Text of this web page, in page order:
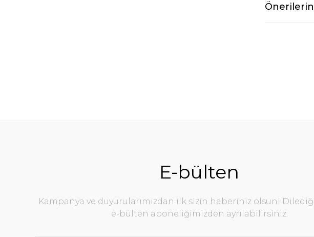
E-bülten
Kampanya ve duyurularımızdan ilk sizin haberiniz olsun!
e-bülten aboneliğimizden ayrılabilirsiniz.